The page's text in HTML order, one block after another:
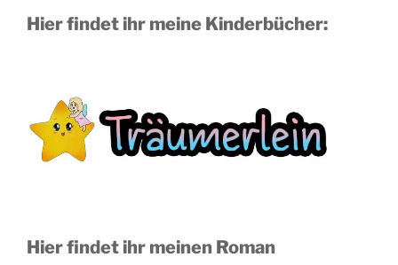
Hier findet ihr meine Kinderbücher:
Hier findet ihr meinen Roman